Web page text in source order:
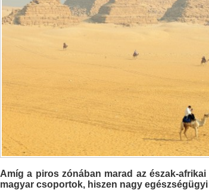
Amíg a piros zónában marad az észak-
magyar csoportok, hiszen nagy